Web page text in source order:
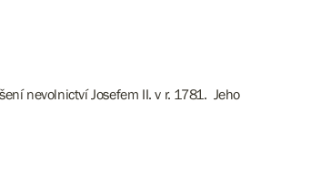
nevolnictví Josefem II. v r. 1781. Jeho